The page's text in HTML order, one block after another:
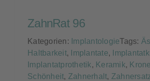
ZahnRat 96
Kategorien: ImplantologieTags:
Haltbarkeit, Implantate,
Implantatprothetik, Keramik,
Schönheit, Zahnerhalt,